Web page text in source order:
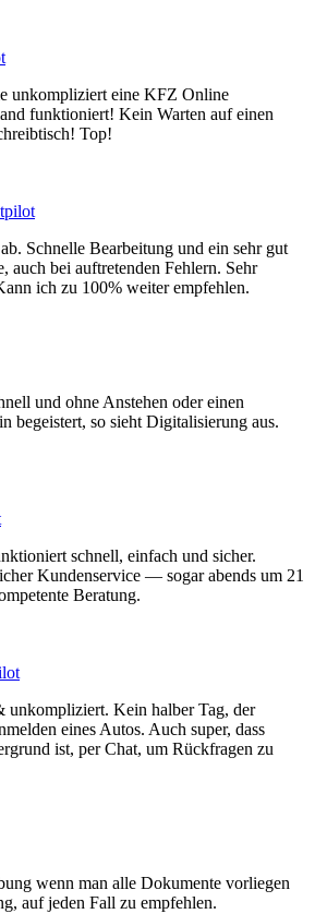
unkompliziert eine KFZ Online
funktioniert! Kein Warten auf einen
Top!
Schnelle Bearbeitung und ein sehr gut
auch bei auftretenden Fehlern. Sehr
ich zu 100% weiter empfehlen.
und ohne Anstehen oder einen
begeistert, so sieht Digitalisierung aus.
schnell, einfach und sicher.
Kundenservice — sogar abends um 21
Beratung.
unkompliziert. Kein halber Tag, der
eines Autos. Auch super, dass
ist, per Chat, um Rückfragen zu
wenn man alle Dokumente vorliegen
auf jeden Fall zu empfehlen.